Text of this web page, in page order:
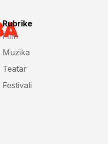
Rubrike
Film
Muzika
Teatar
Festivali